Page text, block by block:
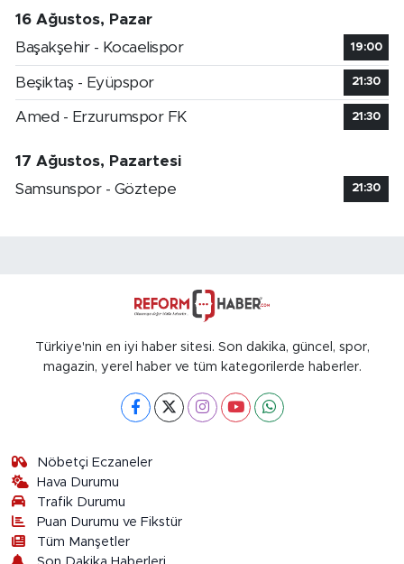
16 Ağustos, Pazar
Başakşehir - Kocaelispor
19:00
Beşiktaş - Eyüpspor 21:30
Amed - Erzurumspor FK 21:30
17 Ağustos, Pazartesi
Samsunspor - Göztepe
21:30
Türkiye'nin en iyi haber sitesi. Son dakika, güncel, spor,
magazin, yerel haber ve tüm kategorilerde haberler.
Nöbetçi Eczaneler
Hava Durumu
Trafik Durumu
Puan Durumu ve Fikstür
Tüm Manşetler
Son Dakika Haberleri